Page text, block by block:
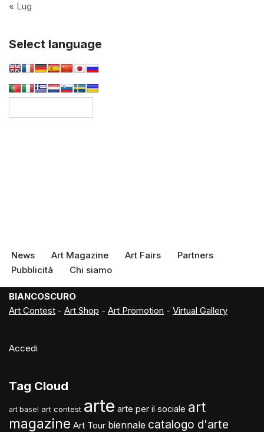
« Lug
Select language
News Art Magazine Art Fairs
Partners
Pubblicità
Chi siamo
BIANCOSCURO
Art Contest - Art Shop - Art Promotion - Virtual Gallery
Accedi
Tag Cloud
art basel art contest arte arte per il sociale art
magazine Art Tour biennale catalogo d'arte